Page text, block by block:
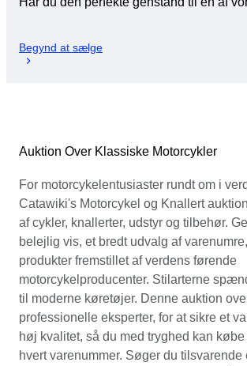
Begynd at sælge
Auktion Over Klassiske Motorcykler
For motorcykelentusiaster rundt om i
Catawiki's Motorcykel og Knallert
af cykler, knallerter, udstyr og tilbehør.
belejlig vis, et bredt udvalg af
produkter fremstillet af verdens førende
motorcykelproducenter. Stilarterne
til moderne køretøjer. Denne auktion
professionelle eksperter, for at sikre et
høj kvalitet, så du med tryghed kan
hvert varenummer. Søger du tilsvarende